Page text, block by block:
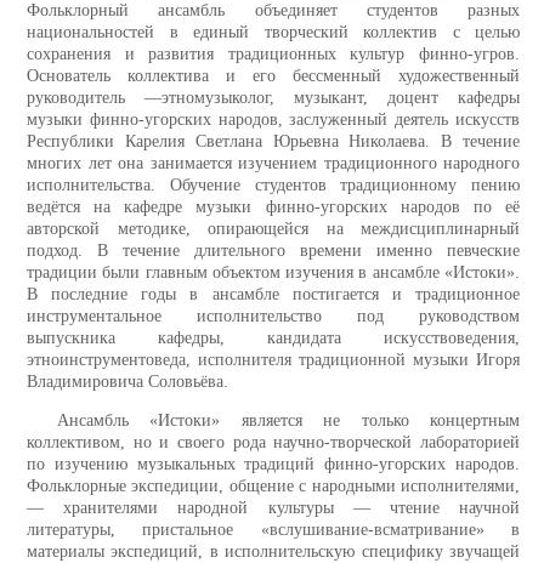
Фольклорный ансамбль объединяет студентов разных
национальностей в единый творческий коллектив с целью
сохранения и развития традиционных культур финно-угров.
Основатель коллектива и его бессменный художественный
руководитель —этномузыколог, музыкант, доцент кафедры
музыки финно-угорских народов, заслуженный деятель искусств
Республики Карелия Светлана Юрьевна Николаева. В течение
многих лет она занимается изучением традиционного народного
исполнительства. Обучение студентов традиционному пению
ведётся на кафедре музыки финно-угорских народов по её
авторской методике, опирающейся на междисциплинарный
подход. В течение длительного времени именно певческие
традиции были главным объектом изучения в ансамбле «Истоки».
В последние годы в ансамбле постигается и традиционное
инструментальное исполнительство под руководством
выпускника кафедры, кандидата искусствоведения,
этноинструментоведа, исполнителя традиционной музыки Игоря
Владимировича Соловьёва.
Ансамбль «Истоки» является не только концертным
коллективом, но и своего рода научно-творческой лабораторией
по изучению музыкальных традиций финно-угорских народов.
Фольклорные экспедиции, общение с народными исполнителями,
— хранителями народной культуры — чтение научной
литературы, пристальное «вслушивание-всматривание» в
материалы экспедиций, в исполнительскую специфику звучащей